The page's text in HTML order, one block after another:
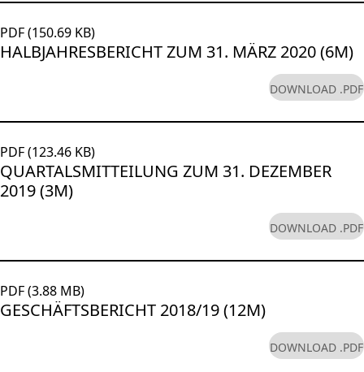
PDF (150.69 KB)
HALBJAHRESBERICHT ZUM 31. MÄRZ 2020 (6M)
DOWNLOAD .PDF
PDF (123.46 KB)
QUARTALSMITTEILUNG ZUM 31. DEZEMBER
2019 (3M)
DOWNLOAD .PDF
PDF (3.88 MB)
GESCHÄFTSBERICHT 2018/19 (12M)
DOWNLOAD .PDF